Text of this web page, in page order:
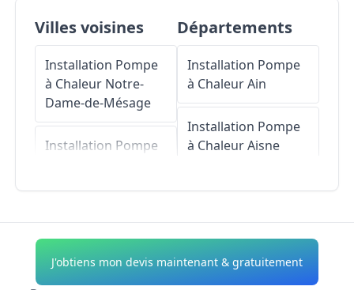
Villes voisines
Installation Pompe
à Chaleur Notre-
Dame-de-Mésage
Installation Pompe
Installation Pompe
sur-Drac
Départements
Installation Pompe
à ChaleurAin
Installation Pompe
à ChaleurAisne
Installation Pompe
à Chaleur Alpes-de-
J'obtiens mon devis maintenant & gratuitement